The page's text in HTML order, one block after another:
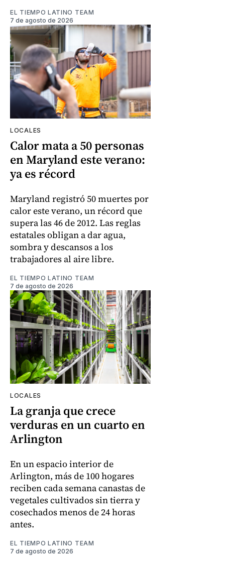
EL TIEMPO LATINO TEAM
7 de agosto de 2026
LOCALES
Calor mata a 50 personas
en Maryland este verano:
ya es récord
Maryland registró 50 muertes por
calor este verano, un récord que
supera las 46 de 2012. Las reglas
estatales obligan a dar agua,
sombra y descansos a los
trabajadores al aire libre.
EL TIEMPO LATINO TEAM
7 de agosto de 2026
LOCALES
La granja que crece
verduras en un cuarto en
Arlington
En un espacio interior de
Arlington, más de 100 hogares
reciben cada semana canastas de
vegetales cultivados sin tierra y
cosechados menos de 24 horas
antes.
EL TIEMPO LATINO TEAM
7 de agosto de 2026